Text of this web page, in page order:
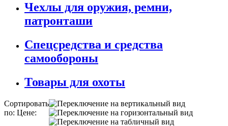
Чехлы для оружия, ремни,
патронташи
Спецсредства и средства
самообороны
Товары для охоты
Сортировать
по: Цене: